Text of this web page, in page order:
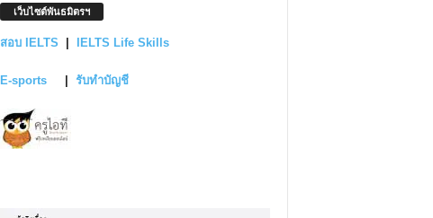
เว็บไซต์พันธมิตรฯ
สอบ IELTS IELTS Life Skills
E-sports รับทำบัญชี